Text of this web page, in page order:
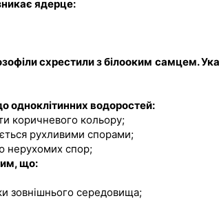
ядерце:
схрестили з білооким самцем.
одноклітинних водоростей:
коричневого кольору;
рухливими спорами;
нерухомих спор;
що:
зовнішнього середовища;